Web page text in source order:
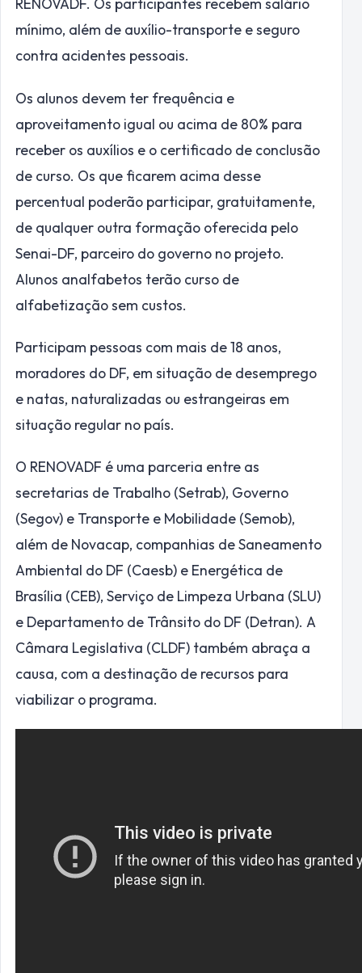
RENOVADF. Os participantes recebem salário
mínimo, além de auxílio-transporte e seguro
contra acidentes pessoais.
Os alunos devem ter frequência e
aproveitamento igual ou acima de 80% para
receber os auxílios e o certificado de conclusão
de curso. Os que ficarem acima desse
percentual poderão participar, gratuitamente,
de qualquer outra formação oferecida pelo
Senai-DF, parceiro do governo no projeto.
Alunos analfabetos terão curso de
alfabetização sem custos.
Participam pessoas com mais de 18 anos,
moradores do DF, em situação de desemprego
e natas, naturalizadas ou estrangeiras em
situação regular no país.
O RENOVADF é uma parceria entre as
secretarias de Trabalho (Setrab), Governo
(Segov) e Transporte e Mobilidade (Semob),
além de Novacap, companhias de Saneamento
Ambiental do DF (Caesb) e Energética de
Brasília (CEB), Serviço de Limpeza Urbana (SLU)
e Departamento de Trânsito do DF (Detran). A
Câmara Legislativa (CLDF) também abraça a
causa, com a destinação de recursos para
viabilizar o programa.